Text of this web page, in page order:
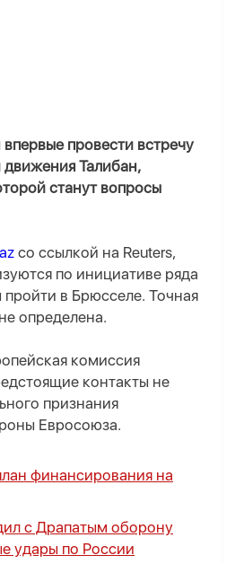
провести встречу
движения Талибан,
станут вопросы
со ссылкой на Reuters,
по инициативе ряда
в Брюсселе. Точная
определена.
комиссия
контакты не
признания
Евросоюза.
финансирования на
с Драпатым оборону
удары по России